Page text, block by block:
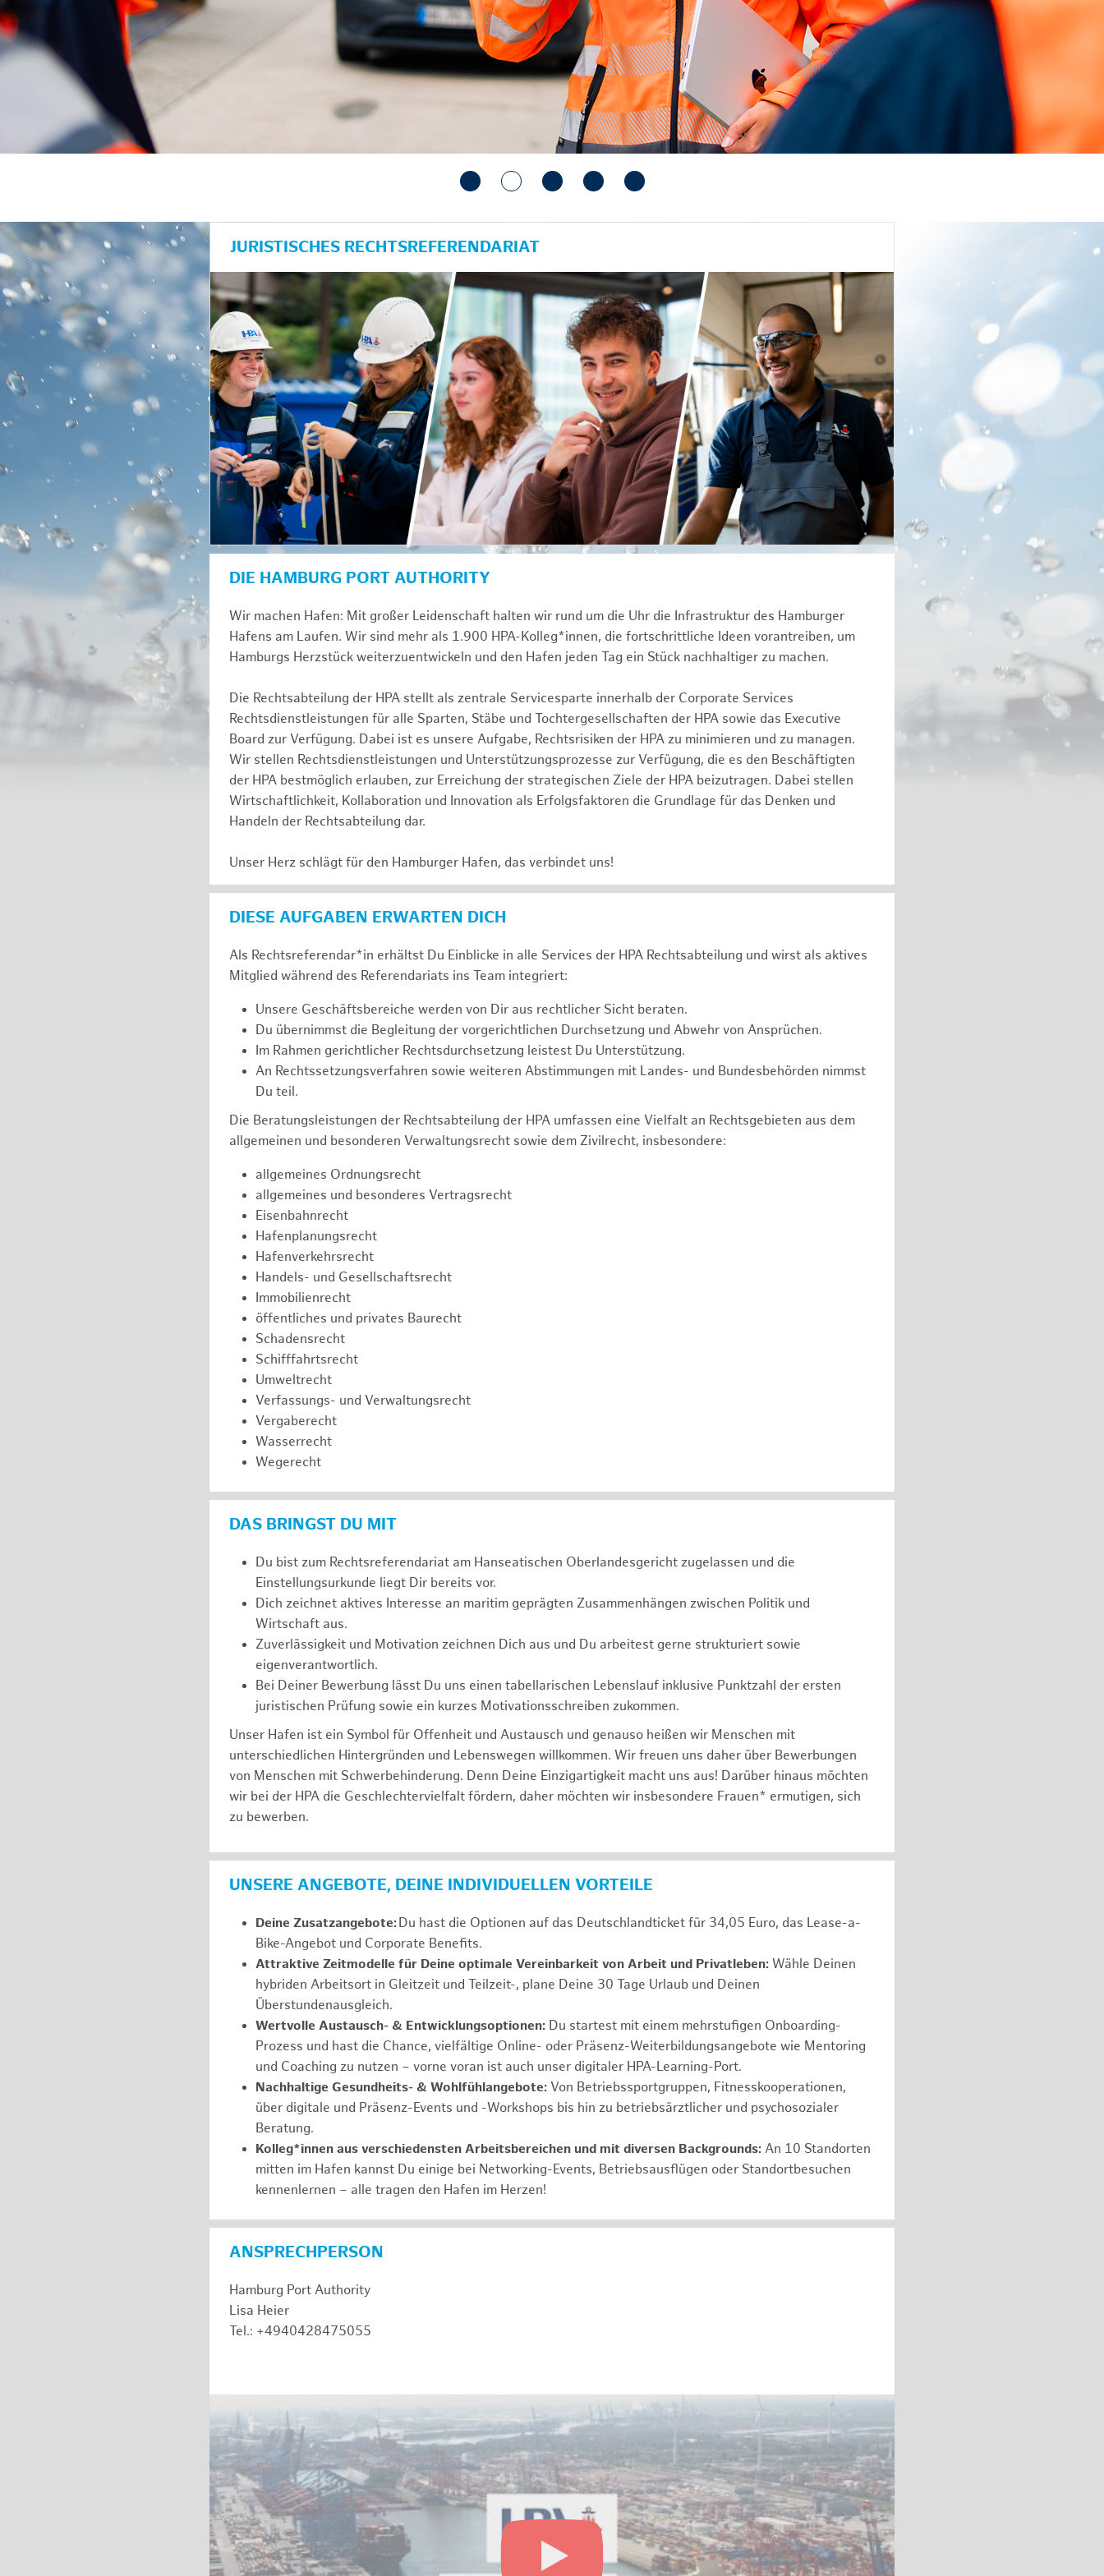
anzeigen/schließen
JURISTISCHES RECHTSREFERENDARIAT
DIE HAMBURG PORT AUTHORITY
Wir machen Hafen: Mit großer Leidenschaft halten wir rund um die Uhr die Infrastruktur des Hamburger
Hafens am Laufen. Wir sind mehr als 1.900 HPA-Kolleg*innen, die fortschrittliche Ideen vorantreiben, um
Hamburgs Herzstück weiterzuentwickeln und den Hafen jeden Tag ein Stück nachhaltiger zu machen.
Die Rechtsabteilung der HPA stellt als zentrale Servicesparte innerhalb der Corporate Services
Rechtsdienstleistungen für alle Sparten, Stäbe und Tochtergesellschaften der HPA sowie das Executive
Board zur Verfügung. Dabei ist es unsere Aufgabe, Rechtsrisiken der HPA zu minimieren und zu managen.
Wir stellen Rechtsdienstleistungen und Unterstützungsprozesse zur Verfügung, die es den Beschäftigten
der HPA bestmöglich erlauben, zur Erreichung der strategischen Ziele der HPA beizutragen. Dabei stellen
Wirtschaftlichkeit, Kollaboration und Innovation als Erfolgsfaktoren die Grundlage für das Denken und
Handeln der Rechtsabteilung dar.
Unser Herz schlägt für den Hamburger Hafen, das verbindet uns!
DIESE AUFGABEN ERWARTEN DICH
Als Rechtsreferendar*in erhältst Du Einblicke in alle Services der HPA Rechtsabteilung und wirst als aktives
Mitglied während des Referendariats ins Team integriert:
Unsere Geschäftsbereiche werden von Dir aus rechtlicher Sicht beraten.
Du übernimmst die Begleitung der vorgerichtlichen Durchsetzung und Abwehr von Ansprüchen.
Im Rahmen gerichtlicher Rechtsdurchsetzung leistest Du Unterstützung.
An Rechtssetzungsverfahren sowie weiteren Abstimmungen mit Landes- und Bundesbehörden nimmst
Du teil.
Die Beratungsleistungen der Rechtsabteilung der HPA umfassen eine Vielfalt an Rechtsgebieten aus dem
allgemeinen und besonderen Verwaltungsrecht sowie dem Zivilrecht, insbesondere:
allgemeines Ordnungsrecht
allgemeines und besonderes Vertragsrecht
Eisenbahnrecht
Hafenplanungsrecht
Hafenverkehrsrecht
Handels- und Gesellschaftsrecht
Immobilienrecht
öffentliches und privates Baurecht
Schadensrecht
Schifffahrtsrecht
Umweltrecht
Verfassungs- und Verwaltungsrecht
Vergaberecht
Wasserrecht
Wegerecht
DAS BRINGST DU MIT
Du bist zum Rechtsreferendariat am Hanseatischen Oberlandesgericht zugelassen und die
Einstellungsurkunde liegt Dir bereits vor.
Dich zeichnet aktives Interesse an maritim geprägten Zusammenhängen zwischen Politik und
Wirtschaft aus.
Zuverlässigkeit und Motivation zeichnen Dich aus und Du arbeitest gerne strukturiert sowie
eigenverantwortlich.
Bei Deiner Bewerbung lässt Du uns einen tabellarischen Lebenslauf inklusive Punktzahl der ersten
juristischen Prüfung sowie ein kurzes Motivationsschreiben zukommen.
Unser Hafen ist ein Symbol für Offenheit und Austausch und genauso heißen wir Menschen mit
unterschiedlichen Hintergründen und Lebenswegen willkommen. Wir freuen uns daher über Bewerbungen
von Menschen mit Schwerbehinderung. Denn Deine Einzigartigkeit macht uns aus! Darüber hinaus möchten
wir bei der HPA die Geschlechtervielfalt fördern, daher möchten wir insbesondere Frauen* ermutigen, sich
zu bewerben.
UNSERE ANGEBOTE, DEINE INDIVIDUELLEN VORTEILE
Deine Zusatzangebote:Du hast die Optionen auf das Deutschlandticket für 34,05 Euro, das Lease-a-
Bike-Angebot und Corporate Benefits.
Attraktive Zeitmodelle für Deine optimale Vereinbarkeit von Arbeit und Privatleben: Wähle Deinen
hybriden Arbeitsort in Gleitzeit und Teilzeit-, plane Deine 30 Tage Urlaub und Deinen
Überstundenausgleich.
Wertvolle Austausch- & Entwicklungsoptionen: Du startest mit einem mehrstufigen Onboarding-
Prozess und hast die Chance, vielfältige Online- oder Präsenz-Weiterbildungsangebote wie Mentoring
und Coaching zu nutzen – vorne voran ist auch unser digitaler HPA-Learning-Port.
Nachhaltige Gesundheits- & Wohlfühlangebote: Von Betriebssportgruppen, Fitnesskooperationen,
über digitale und Präsenz-Events und -Workshops bis hin zu betriebsärztlicher und psychosozialer
Beratung.
Kolleg*innen aus verschiedensten Arbeitsbereichen und mit diversen Backgrounds: An 10 Standorten
mitten im Hafen kannst Du einige bei Networking-Events, Betriebsausflügen oder Standortbesuchen
kennenlernen – alle tragen den Hafen im Herzen!
ANSPRECHPERSON
Hamburg Port Authority
Lisa Heier
Tel.: +4940428475055